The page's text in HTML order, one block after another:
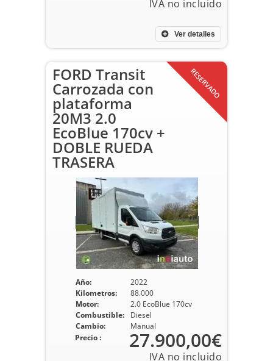
Ver detalles
RESERVADO
FORD Transit
Carrozada con
plataforma
20M3 2.0
EcoBlue 170cv +
DOBLE RUEDA
TRASERA
Año:
2022
Kilometros:
88.000
Motor:
2.0 EcoBlue 170cv
Combustible:
Diesel
Cambio:
Manual
Precio : 27.900,00€